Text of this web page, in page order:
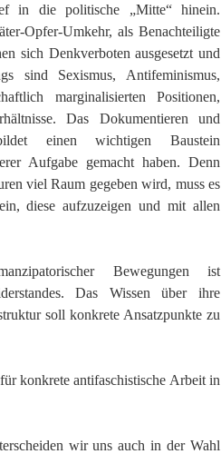
in die politische „Mitte“ hinein.
Opfer-Umkehr, als Benachteiligte
sich Denkverboten ausgesetzt und
sind Sexismus, Antifeminismus,
marginalisierten Positionen,
Das Dokumentieren und
einen wichtigen Baustein
Aufgabe gemacht haben. Denn
viel Raum gegeben wird, muss es
diese aufzuzeigen und mit allen
Bewegungen ist
Das Wissen über ihre
soll konkrete Ansatzpunkte zu
konkrete antifaschistische Arbeit in
wir uns auch in der Wahl